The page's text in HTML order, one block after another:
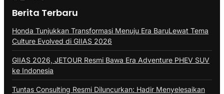
Berita Terbaru
Honda Tunjukkan Transformasi Menuju Era BaruLewat Tema
Culture Evolved di GIIAS 2026
GIIAS 2026, JETOUR Resmi Bawa Era Adventure PHEV SUV
ke Indonesia
Tuntas Consulting Resmi Diluncurkan: Hadir Menyelesaikan